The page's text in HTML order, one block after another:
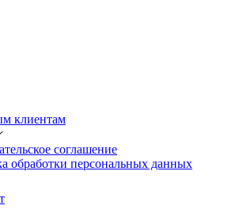
клиентам
соглашение
обработки персональных данных